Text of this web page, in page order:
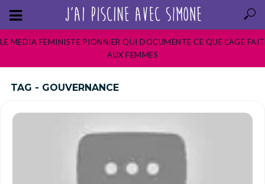
LE MEDIA FEMINISTE PIONNIER QUI DOCUMENTE CE QUE L’AGE FAIT
AUX FEMMES
TAG - GOUVERNANCE